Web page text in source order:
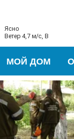
ясно
ветер 4,7 м/с, В
МОЙ ДОМ